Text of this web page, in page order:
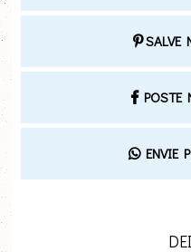
SALVE
POSTE
ENVIE